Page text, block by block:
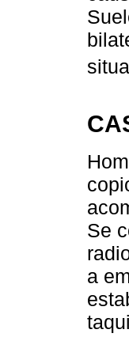
Se
a